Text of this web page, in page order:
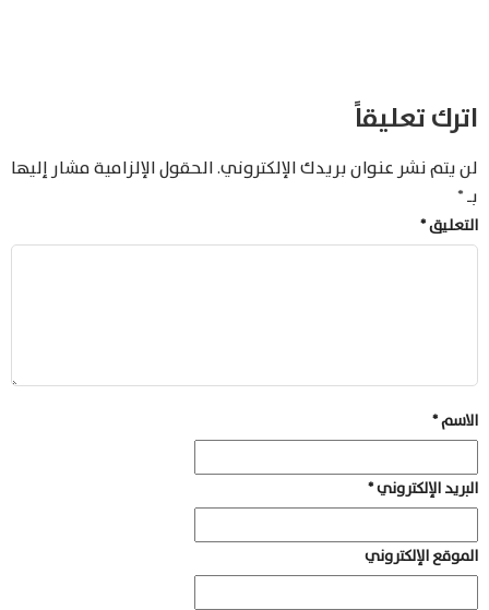
اترك تعليقاً
لن يتم نشر عنوان بريدك الإلكتروني.الحقول الإلزامية مشار إليها
بـ*
التعليق*
الاسم*
البريد الإلكتروني*
الموقع الإلكتروني